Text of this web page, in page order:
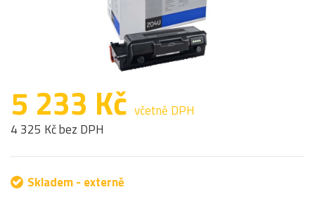
5 233 Kč včetně DPH
4 325 Kč bez DPH
Skladem - externě